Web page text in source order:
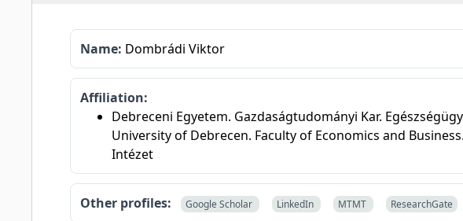
Name: Dombrádi Viktor
Affiliation:
Debreceni Egyetem. Gazdaságtudományi Kar.
University of Debrecen. Faculty of Economics and
Intézet
Other profiles: Google Scholar LinkedIn MTMT ResearchGate